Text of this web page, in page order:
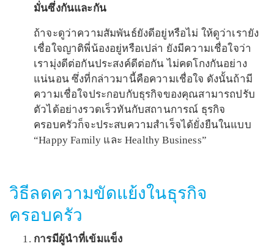
มั่นซึ่งกันและกัน
ถ้าจะดูว่าความสัมพันธ์ยังดีอยู่หรือไม่ ให้ดูว่าเรายัง
เชื่อใจญาติพี่น้องอยู่หรือเปล่า ยังมีความเชื่อใจว่า
เรามุ่งดีต่อกันประสงค์ดีต่อกัน ไม่คดโกงกันอย่าง
แน่นอน ซึ่งที่กล่าวมานี้คือความเชื่อใจ ดังนั้นถ้ามี
ความเชื่อใจประกอบกับธุรกิจของคุณสามารถปรับ
ตัวได้อย่างรวดเร็วทันกับสถานการณ์ ธุรกิจ
ครอบครัวก็จะประสบความสำเร็จได้ยั่งยืนในแบบ
“Happy Family และ Healthy Business”
วิธีลดความขัดแย้งในธุรกิจ
ครอบครัว
การมีผู้นำที่เข้มแข็ง